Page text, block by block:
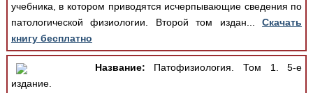
учебника, в котором приводятся исчерпывающие сведения по
патологической физиологии. Второй том издан...Скачать
книгу бесплатно
Название: Патофизиология. Том 1. 5-е
издание.